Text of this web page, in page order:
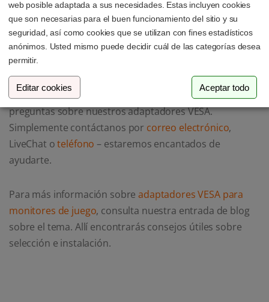
6 más
Soporte para tus preguntas
Nuestro equipo de soporte está aquí para ti si tienes
preguntas sobre nuestros adaptadores VESA.
Simplemente contáctanos por correo electrónico,
LiveChat oteléfono – estaremos encantados de
ayudarte.
Para más información sobreadaptadores VESA para
monitores de juego, consulta nuestra entrada de blog
sobre el tema. Allí encontrarás consejos útiles sobre
selección e instalación.
web posible adaptada a sus necesidades. Estas incluyen cookies
que son necesarias para el buen funcionamiento del sitio y su
seguridad, así como cookies que se utilizan con fines estadísticos
anónimos. Usted mismo puede decidir cuál de las categorías desea
permitir.
Editar cookies Aceptar todo